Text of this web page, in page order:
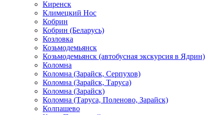
Киренск
Климецкий Нос
Кобрин
Кобрин (Беларусь)
Козловка
Козьмодемьянск
Козьмодемьянск (автобусная экскурсия в Ядрин)
Коломна
Коломна (Зарайск, Серпухов)
Коломна (Зарайск, Таруса)
Коломна (Зарайск)
Коломна (Таруса, Поленово, Зарайск)
Колпашево